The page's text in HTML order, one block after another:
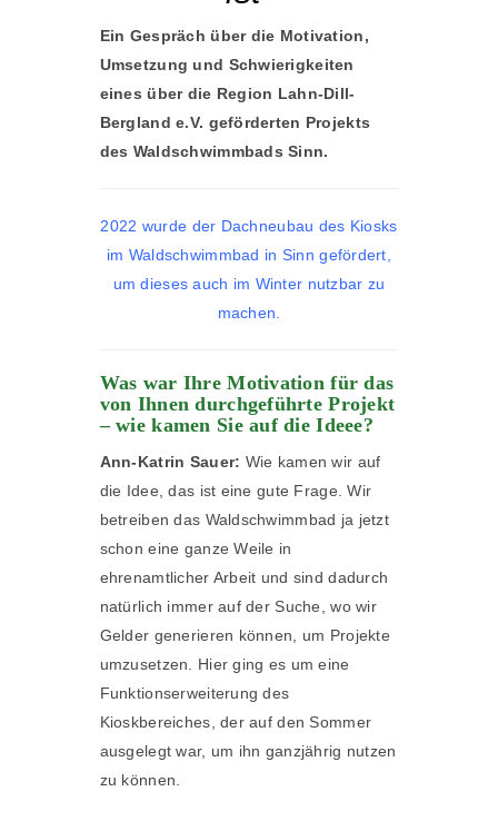
Ein Gespräch über die Motivation,
Umsetzung und Schwierigkeiten
eines über die Region Lahn-Dill-
Bergland e.V. geförderten Projekts
des Waldschwimmbads Sinn.
2022 wurde der Dachneubau des Kiosks
im Waldschwimmbad in Sinn gefördert,
um dieses auch im Winter nutzbar zu
machen.
Was war Ihre Motivation für das
von Ihnen durchgeführte Projekt
– wie kamen Sie auf die Ideee?
Ann-Katrin Sauer: Wie kamen wir auf
die Idee, das ist eine gute Frage. Wir
betreiben das Waldschwimmbad ja jetzt
schon eine ganze Weile in
ehrenamtlicher Arbeit und sind dadurch
natürlich immer auf der Suche, wo wir
Gelder generieren können, um Projekte
umzusetzen. Hier ging es um eine
Funktionserweiterung des
Kioskbereiches, der auf den Sommer
ausgelegt war, um ihn ganzjährig nutzen
zu können.